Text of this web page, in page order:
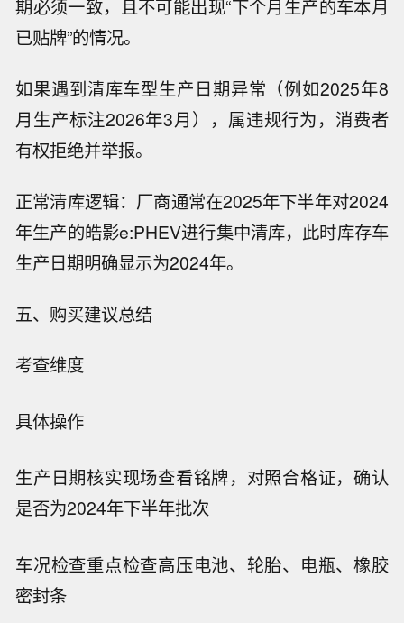
期必须一致，且不可能出现“下个月生产的车本月
已贴牌”的情况。
如果遇到清库车型生产日期异常（例如2025年8
月生产标注2026年3月），属违规行为，消费者
有权拒绝并举报。
正常清库逻辑：厂商通常在2025年下半年对2024
年生产的皓影e:PHEV进行集中清库，此时库存车
生产日期明确显示为2024年。
五、购买建议总结
考查维度
具体操作
生产日期核实现场查看铭牌，对照合格证，确认
是否为2024年下半年批次
车况检查重点检查高压电池、轮胎、电瓶、橡胶
密封条